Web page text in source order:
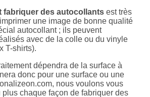
fabriquer des autocollants est très
une image de bonne qualité
autocollant ; ils peuvent
avec de la colle ou du vinyle
T-shirts).
dépendra de la surface à
donc pour une surface ou une
nous voulons vous
chaque façon de fabriquer des